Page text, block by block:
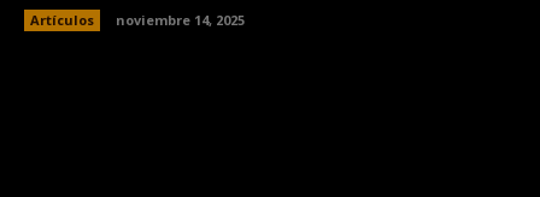
Artículos noviembre 14, 2025